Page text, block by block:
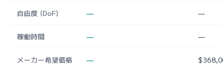
自由度 (DoF) — —
稼働時間 — —
メーカー希望価格 —